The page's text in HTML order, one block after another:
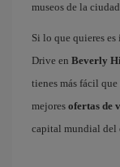
museos de la
Si lo que quieres
Drive en Beverly
tienes más fácil que
mejores ofertas de
capital mundial del